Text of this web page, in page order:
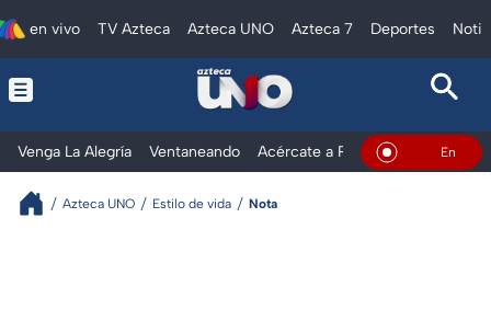
en vivo TV Azteca Azteca UNO Azteca 7 Deportes
Venga La Alegría Ventaneando Acércate a Rocío Al Extremo
En Vivo
Azteca UNO Estilo de vida Nota